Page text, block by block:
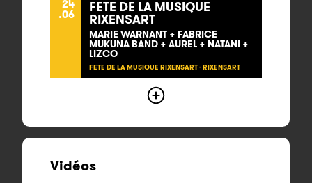
24
.06 FETE DE LA MUSIQUE
RIXENSART
MARIE WARNANT + FABRICE
MUKUNA BAND + AUREL + NATANI +
LIZCO
FETE DE LA MUSIQUE RIXENSART - RIXENSART
Vidéos